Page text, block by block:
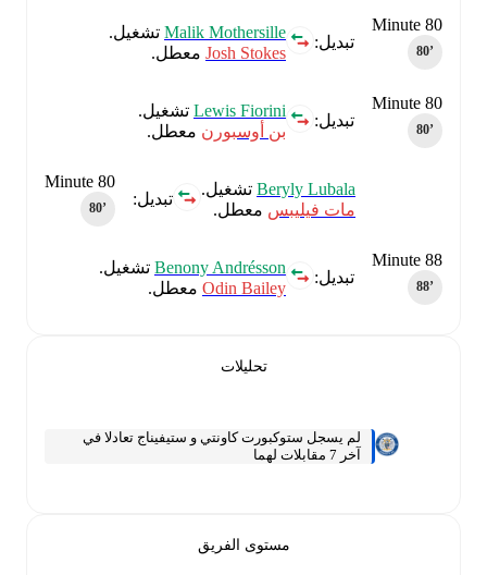
تبديل:
Malik Mothersilleتشغيل.
Josh Stokesمعطل.
Minute 80
تبديل:
Lewis Fioriniتشغيل.
بن أوسبورنمعطل.
Minute 80
Minute 80
تبديل:
Beryly Lubalaتشغيل.
مات فيليبسمعطل.
تبديل:
Benony Andréssonتشغيل.
Odin Baileyمعطل.
Minute 88
تحليلات
لم يسجل ستوكبورت كاونتي و ستيفيناج تعادلا في
آخر 7 مقابلات لهما
مستوى الفريق